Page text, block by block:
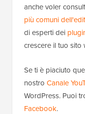
anche voler
più comuni
di esperti dei
crescere il tuo sito
Se ti è piaciuto
nostro Canale
WordPress. Puoi
Facebook.